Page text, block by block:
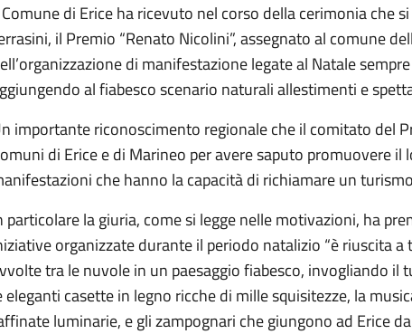
di Erice ha ricevuto nel corso della cerimonia che
il Premio “Renato Nicolini”, assegnato al comune
di manifestazione legate al Natale
al fiabesco scenario naturali allestimenti e
importante riconoscimento regionale che il comitato del
di Erice e di Marineo per avere saputo promuovere
che hanno la capacità di richiamare un
particolare la giuria, come si legge nelle motivazioni, ha
organizzate durante il periodo natalizio “è riuscita
tra le nuvole in un paesaggio fiabesco, invogliando il
eleganti casette in legno ricche di mille squisitezze, la
luminarie, e gli zampognari che giungono ad Erice